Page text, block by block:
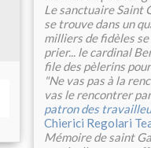
Le sanctuaire Saint
se trouve dans un
milliers de fidèles
prier... le cardinal
file des pèlerins
"Ne vas pas à la
vas le rencontrer
patron des
Chierici Regolari
Mémoire de saint